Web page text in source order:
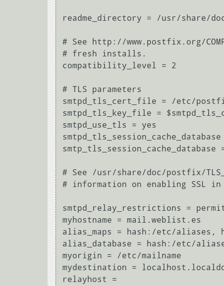
readme_directory = /usr/share/
# See http://www.postfix.org/
# fresh installs.
compatibility_level = 2
# TLS parameters
smtpd_tls_cert_file = /etc/
smtpd_tls_key_file =
smtpd_use_tls = yes
# See /usr/share/doc/postfix/
# information on enabling SSL
smtpd_relay_restrictions =
myhostname = mail.weblist.es
alias_maps = hash:/etc/
alias_database = hash:/etc/
myorigin = /etc/mailname
mydestination =
relayhost =